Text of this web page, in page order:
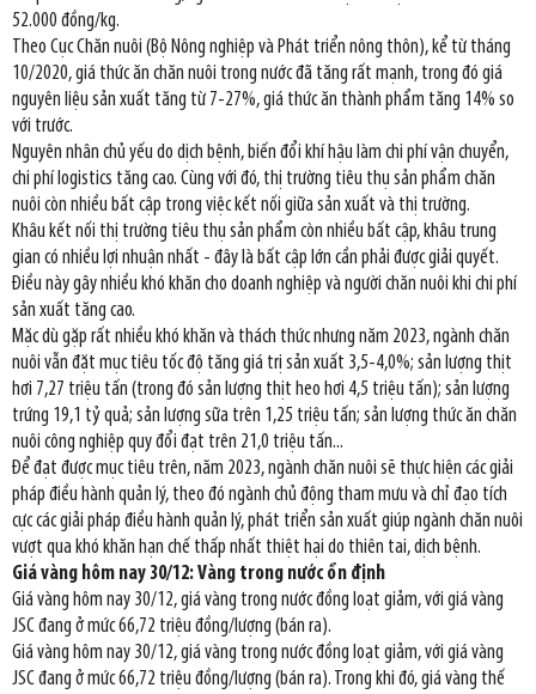
52.000 đồng/kg.
Theo Cục Chăn nuôi (Bộ Nông nghiệp và Phát triển nông thôn), kể từ tháng
10/2020, giá thức ăn chăn nuôi trong nước đã tăng rất mạnh, trong đó giá
nguyên liệu sản xuất tăng từ 7-27%, giá thức ăn thành phẩm tăng 14% so
với trước.
Nguyên nhân chủ yếu do dịch bệnh, biến đổi khí hậu làm chi phí vận chuyển,
chi phí logistics tăng cao. Cùng với đó, thị trường tiêu thụ sản phẩm chăn
nuôi còn nhiều bất cập trong việc kết nối giữa sản xuất và thị trường.
Khâu kết nối thị trường tiêu thụ sản phẩm còn nhiều bất cập, khâu trung
gian có nhiều lợi nhuận nhất - đây là bất cập lớn cần phải được giải quyết.
Điều này gây nhiều khó khăn cho doanh nghiệp và người chăn nuôi khi chi phí
sản xuất tăng cao.
Mặc dù gặp rất nhiều khó khăn và thách thức nhưng năm 2023, ngành chăn
nuôi vẫn đặt mục tiêu tốc độ tăng giá trị sản xuất 3,5-4,0%; sản lượng thịt
hơi 7,27 triệu tấn (trong đó sản lượng thịt heo hơi 4,5 triệu tấn); sản lượng
trứng 19,1 tỷ quả; sản lượng sữa trên 1,25 triệu tấn; sản lượng thức ăn chăn
nuôi công nghiệp quy đổi đạt trên 21,0 triệu tấn...
Để đạt được mục tiêu trên, năm 2023, ngành chăn nuôi sẽ thực hiện các giải
pháp điều hành quản lý, theo đó ngành chủ động tham mưu và chỉ đạo tích
cực các giải pháp điều hành quản lý, phát triển sản xuất giúp ngành chăn nuôi
vượt qua khó khăn hạn chế thấp nhất thiệt hại do thiên tai, dịch bệnh.
Giá vàng hôm nay 30/12: Vàng trong nước ổn định
Giá vàng hôm nay 30/12, giá vàng trong nước đồng loạt giảm, với giá vàng
JSC đang ở mức 66,72 triệu đồng/lượng (bán ra).
Giá vàng hôm nay 30/12, giá vàng trong nước đồng loạt giảm, với giá vàng
JSC đang ở mức 66,72 triệu đồng/lượng (bán ra). Trong khi đó, giá vàng thế